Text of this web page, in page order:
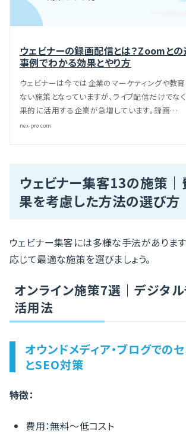
ウェビナーの録画配信とは？Zoomとの
事例でわかる効果とやり方
ウェビナーは今では企業のマーケティングや教
ない施策となっていますが、ライブ配信だけでな
果的に活用する企業が急増しています。録画…
nex-pro.com
ウェビナー集客13の施策
果を考慮した方法の選び方
ウェビナー集客には多様な手法がありま
応じて最適な施策を選びましょう。
オンライン施策7選｜デジタ
活用法
オウンドメディア・ブログでの
とSEO対策
特徴：
費用：無料〜低コスト